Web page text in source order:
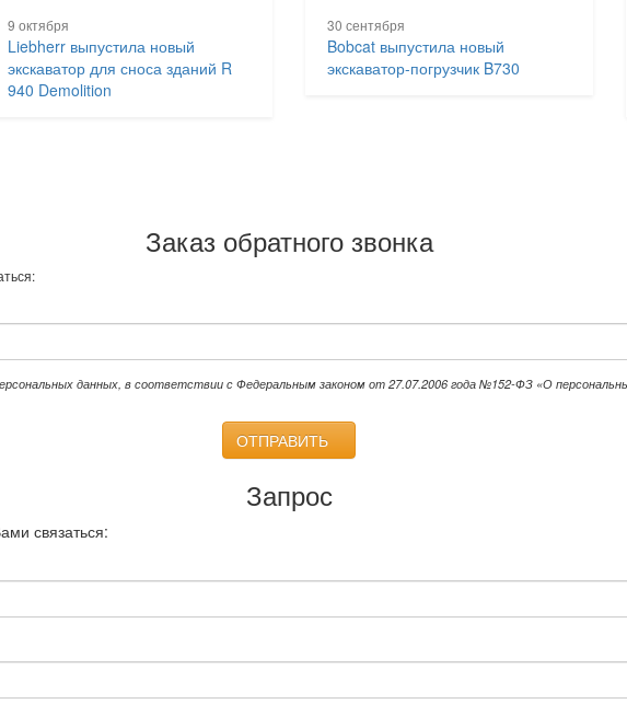
9 октября
Liebherr выпустила новый
экскаватор для сноса зданий R
940 Demolition
30 сентября
Bobcat выпустила новый
экскаватор-погрузчик B730
Заказ обратного звонка
данных, в соответствии с Федеральным законом от 27.07.2006 года №152-ФЗ «О
ОТПРАВИТЬ
Запрос
связаться: